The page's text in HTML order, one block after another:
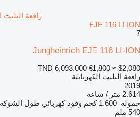
EJE 116 LI-ION
7
Jungheinrich EJE 116 LI-ION
TND 6,093.000 €1,800 ≈ $2,080
رافعة البليت الكهربائية
2019
2.614 متر / ساعة
حمولة 1.600 كجم وقود كهربائي طول الشوكة
540 ملم